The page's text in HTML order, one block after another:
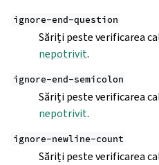
ignore-end-question
Săriți peste verificarea
nepotrivit.
ignore-end-semicolon
Săriți peste verificarea
nepotrivit.
ignore-newline-count
Săriți peste verificarea